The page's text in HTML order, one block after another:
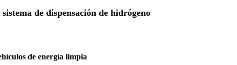
de dispensación de hidrógeno
de energía limpia